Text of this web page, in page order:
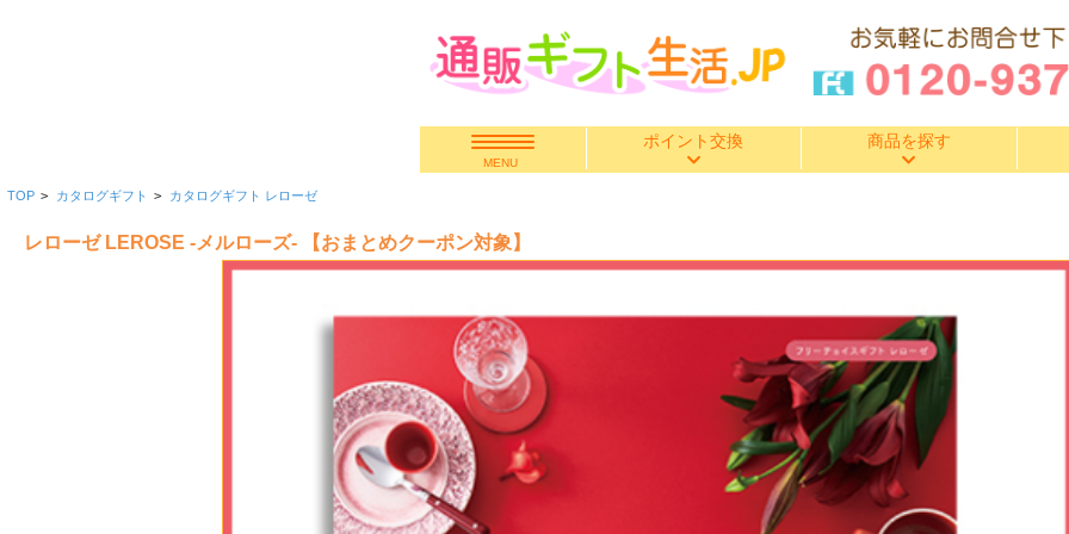
MENU
ポイント交換 商品を探す
香典返し
出産内祝い
結婚内祝い
結婚引き出物
出産祝い
TOP > カタログギフト > カタログギフト レローゼ
レローゼ LEROSE -メルローズ- 【おまとめクーポン対象】